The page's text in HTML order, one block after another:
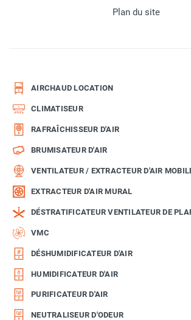
Plan du site
AIRCHAUD LOCATION
CLIMATISEUR
RAFRAÎCHISSEUR D'AIR
BRUMISATEUR D'AIR
VENTILATEUR / EXTRACTEUR D'AIR
EXTRACTEUR D'AIR MURAL
DÉSTRATIFICATEUR VENTILATEUR DE
VMC
DÉSHUMIDIFICATEUR D'AIR
HUMIDIFICATEUR D'AIR
PURIFICATEUR D'AIR
NEUTRALISEUR D'ODEUR